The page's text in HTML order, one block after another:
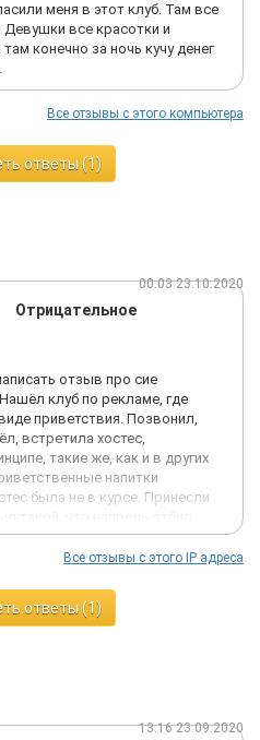
меня в этот клуб. Там все
все красотки и
конечно за ночь кучу денег
Все отзывы с этого компьютера
ответы (1)
00:03 23.10.2020
Отрицательное
отзыв про сие
клуб по рекламе, где
приветствия. Позвонил,
встретила хостес,
такие же, как и в других
напитки
была не в курсе. Принесли
такой, что напрочь отбил
для привата, чем в
в общем то можно только с
казались красотками, хотя и
оказались очень
привате конечно девушки
шолохнулось, было ощущение
Кресла в клубе мокрые! Все!
что типа химчистка, мне
Жесть. Ну и
Все отзывы с этого IP адреса
ответы (1)
13:16 23.09.2020